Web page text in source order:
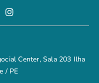
Center, Sala 203 Ilha
/ PE